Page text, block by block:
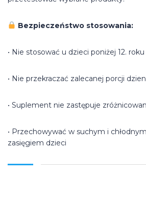
Bezpieczeństwo stosowania:
• Nie stosować u dzieci poniżej 12. roku
• Nie przekraczać zalecanej porcji
• Suplement nie zastępuje
• Przechowywać w suchym i
zasięgiem dzieci